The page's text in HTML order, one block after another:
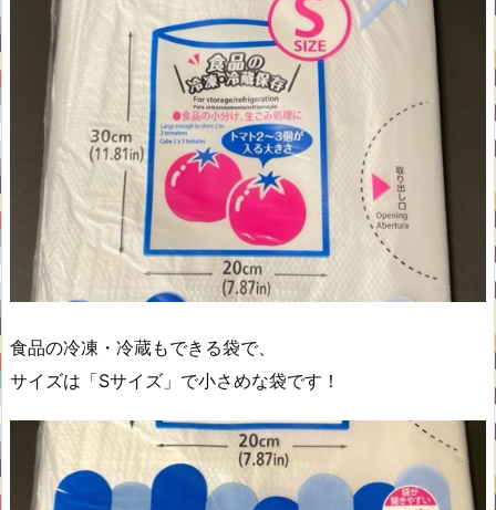
食品の冷凍・冷蔵もできる袋で、
サイズは「Sサイズ」で小さめな袋です！